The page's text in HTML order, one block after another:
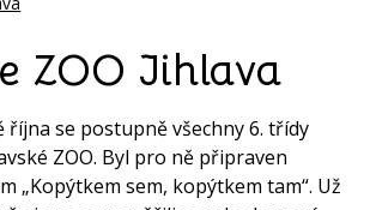
ZOO Jihlava
října se postupně všechny 6. třídy
ZOO. Byl pro ně připraven
„Kopýtkem sem, kopýtkem tam“. Už